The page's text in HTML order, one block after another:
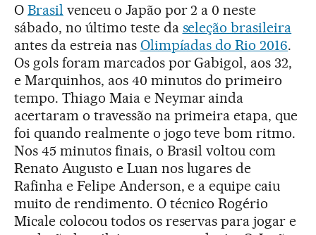
O Brasil venceu o Japão por 2 a 0 neste
sábado, no último teste da seleção brasileira
antes da estreia nas Olimpíadas do Rio 2016.
Os gols foram marcados por Gabigol, aos 32,
e Marquinhos, aos 40 minutos do primeiro
tempo. Thiago Maia e Neymar ainda
acertaram o travessão na primeira etapa, que
foi quando realmente o jogo teve bom ritmo.
Nos 45 minutos finais, o Brasil voltou com
Renato Augusto e Luan nos lugares de
Rafinha e Felipe Anderson, e a equipe caiu
muito de rendimento. O técnico Rogério
Micale colocou todos os reservas para jogar e